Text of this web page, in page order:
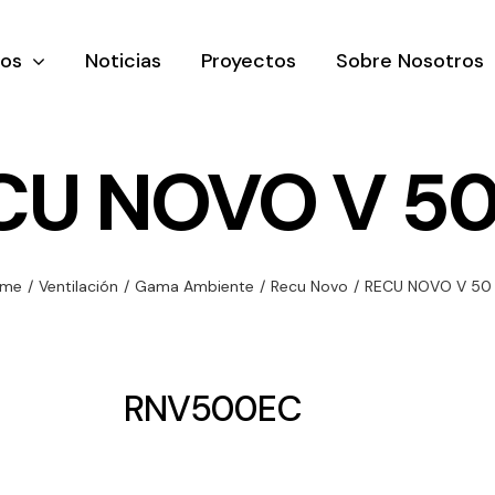
y
Ventilación
ventilación
Noticias Proyectos Sobre Nosotros
NOVO V
/ Ventilación / Gama Ambiente / Recu Novo / RECU NOVO V 50
RNV500EC